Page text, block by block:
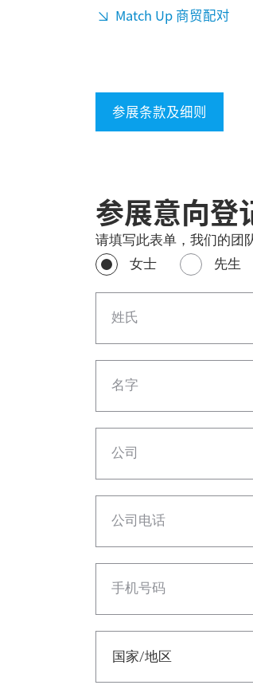
Match Up 商贸配对
参展条款及细则
参展意向登
请填写此表单，我们的团
女士
先生
姓氏
名字
公司
公司电话
手机号码